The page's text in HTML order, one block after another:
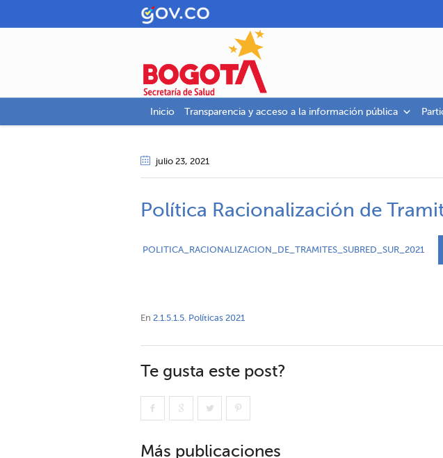
Inicio Transparencia y acceso a la información pública
julio 23, 2021
Política Racionalización de
POLITICA_RACIONALIZACION_DE_TRAMITES_SUBRED_SUR_2021
En 2.1.5.1.5. Políticas 2021
Te gusta este post?
Más publicaciones